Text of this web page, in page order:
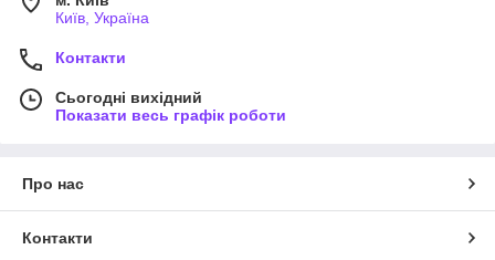
Київ, Україна
Контакти
Сьогодні вихідний
Показати весь графік роботи
Про нас
Контакти